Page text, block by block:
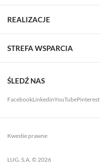
REALIZACJE
STREFA WSPARCIA
ŚLEDŹ NAS
FacebookLinkedinYouTubePinterest
LUG. S.A. © 2026
Kwestie prawne